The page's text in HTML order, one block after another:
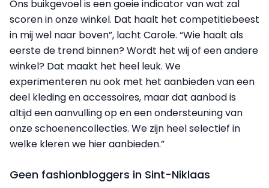
Ons buikgevoel is een goeie indicator van wat zal
scoren in onze winkel. Dat haalt het competitiebeest
in mij wel naar boven”, lacht Carole. “Wie haalt als
eerste de trend binnen? Wordt het wij of een andere
winkel? Dat maakt het heel leuk. We
experimenteren nu ook met het aanbieden van een
deel kleding en accessoires, maar dat aanbod is
altijd een aanvulling op en een ondersteuning van
onze schoenencollecties. We zijn heel selectief in
welke kleren we hier aanbieden.”
Geen fashionbloggers in Sint-Niklaas